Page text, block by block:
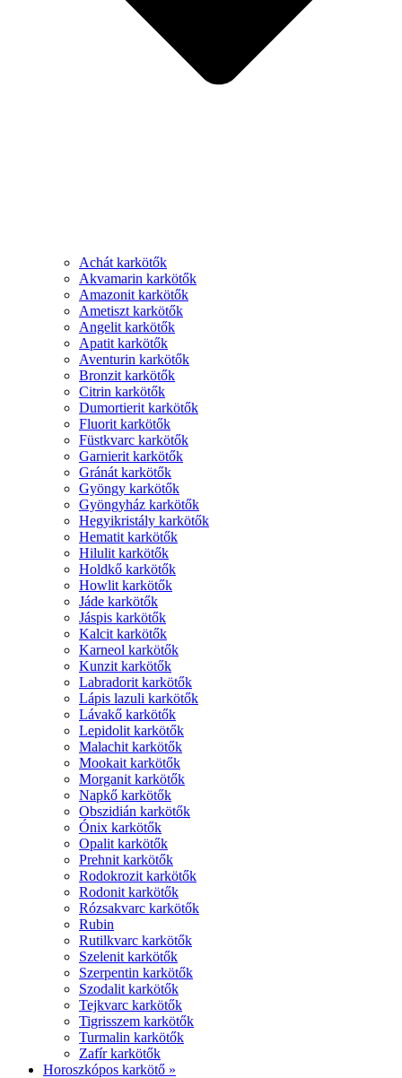
Achát karkötők
Akvamarin karkötők
Amazonit karkötők
Ametiszt karkötők
Angelit karkötők
Apatit karkötők
Aventurin karkötők
Bronzit karkötők
Citrin karkötők
Dumortierit karkötők
Fluorit karkötők
Füstkvarc karkötők
Garnierit karkötők
Gránát karkötők
Gyöngy karkötők
Gyöngyház karkötők
Hegyikristály karkötők
Hematit karkötők
Hilulit karkötők
Holdkő karkötők
Howlit karkötők
Jáde karkötők
Jáspis karkötők
Kalcit karkötők
Karneol karkötők
Kunzit karkötők
Labradorit karkötők
Lápis lazuli karkötők
Lávakő karkötők
Lepidolit karkötők
Malachit karkötők
Mookait karkötők
Morganit karkötők
Napkő karkötők
Obszidián karkötők
Ónix karkötők
Opalit karkötők
Prehnit karkötők
Rodokrozit karkötők
Rodonit karkötők
Rózsakvarc karkötők
Rubin
Rutilkvarc karkötők
Szelenit karkötők
Szerpentin karkötők
Szodalit karkötők
Tejkvarc karkötők
Tigrisszem karkötők
Turmalin karkötők
Zafír karkötők
Horoszkópos karkötő »